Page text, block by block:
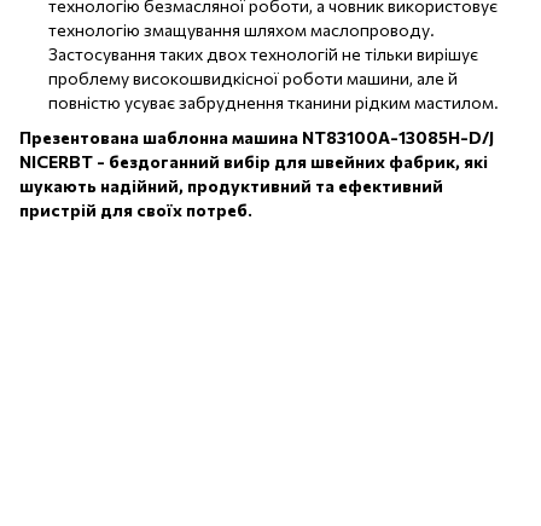
технологію безмасляної роботи, а човник використовує
технологію змащування шляхом маслопроводу.
Застосування таких двох технологій не тільки вирішує
проблему високошвидкісної роботи машини, але й
повністю усуває забруднення тканини рідким мастилом.
Презентована шаблонна машина NT83100A-13085H-D/J
NICERBT - бездоганний вибір для швейних фабрик, які
шукають надійний, продуктивний та ефективний
пристрій для своїх потреб.